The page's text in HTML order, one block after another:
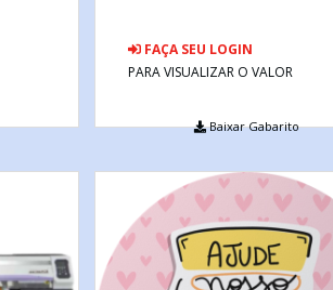
FAÇA SEU LOGIN
PARA VISUALIZAR O VALOR
Baixar Gabarito